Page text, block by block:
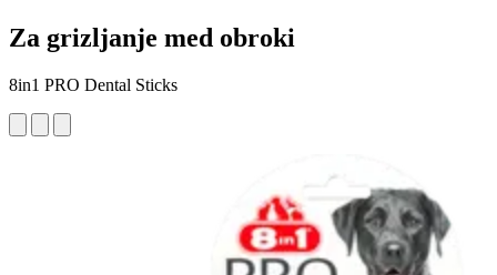
Za grizljanje med obroki
8in1 PRO Dental Sticks